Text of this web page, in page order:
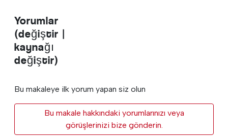
Yorumlar
(değiştir |
kaynağı
değiştir)
Bu makaleye ilk yorum yapan siz olun
Bu makale hakkındaki yorumlarınızı veya
görüşlerinizi bize gönderin.